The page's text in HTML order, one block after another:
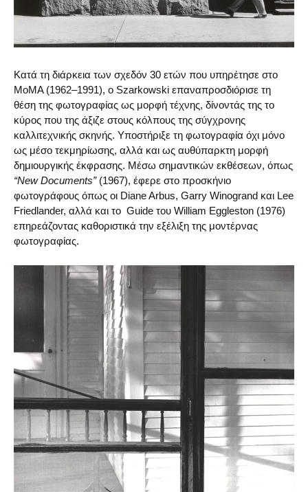
Κατά τη διάρκεια των σχεδόν 30 ετών που υπηρέτησε στο
MoMA (1962–1991), ο Szarkowski επαναπροσδιόρισε τη
θέση της φωτογραφίας ως μορφή τέχνης, δίνοντάς της το
κύρος που της άξιζε στους κόλπους της σύγχρονης
καλλιτεχνικής σκηνής. Υποστήριξε τη φωτογραφία όχι μόνο
ως μέσο τεκμηρίωσης, αλλά και ως αυθύπαρκτη μορφή
δημιουργικής έκφρασης. Μέσω σημαντικών εκθέσεων, όπως
“New Documents”(1967), έφερε στο προσκήνιο
φωτογράφους όπως οι Diane Arbus, Garry Winogrand και Lee
Friedlander, αλλά και το Guide του William Eggleston (1976)
επηρεάζοντας καθοριστικά την εξέλιξη της μοντέρνας
φωτογραφίας.